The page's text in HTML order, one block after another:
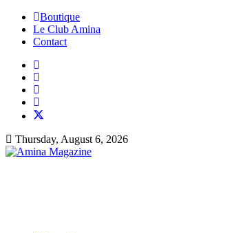
Boutique
Le Club Amina
Contact
Thursday, August 6, 2026